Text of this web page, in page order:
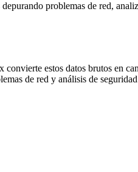
problemas de red,
estos datos brutos en
de red y análisis de